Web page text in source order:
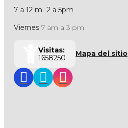
7 a 12 m -2 a 5pm
Viernes 7 am a 3 pm
Visitas:
1658250
Mapa del sitio